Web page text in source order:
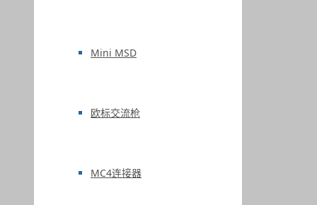
Mini MSD
欧标交流枪
MC4连接器